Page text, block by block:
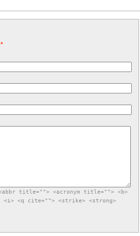
*
title=""> <acronym title=""> <b>
<i> <q cite=""> <strike> <strong>